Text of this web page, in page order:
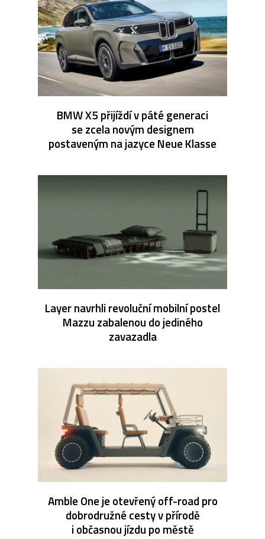
BMW X5 přijíždí v páté generaci
se zcela novým designem
postaveným na jazyce Neue Klasse
Layer navrhli revoluční mobilní postel
Mazzu zabalenou do jediného
zavazadla
Amble One je otevřený off-road pro
dobrodružné cesty v přírodě
i občasnou jízdu po městě